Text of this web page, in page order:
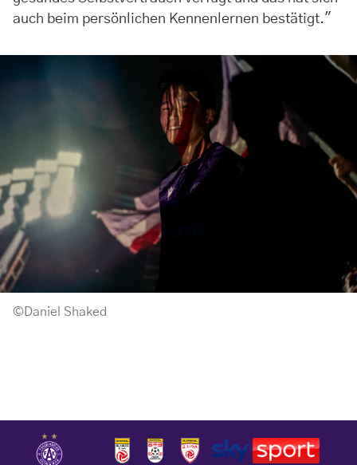
auch beim persönlichen Kennenlernen bestätigt."
©Daniel Shaked